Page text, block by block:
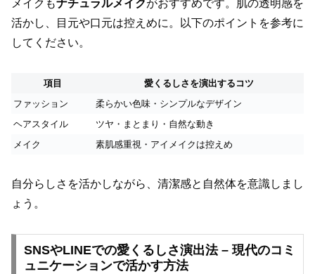
メイクもナチュラルメイクがおすすめです。肌の透明感を
活かし、目元や口元は控えめに。以下のポイントを参考に
してください。
項目
愛くるしさを演出するコツ
ファッション
柔らかい色味・シンプルなデザイン
ヘアスタイル
ツヤ・まとまり・自然な動き
メイク
素肌感重視・アイメイクは控えめ
自分らしさを活かしながら、清潔感と自然体を意識しまし
ょう。
SNSやLINEでの愛くるしさ演出法 – 現代のコミ
ュニケーションで活かす方法